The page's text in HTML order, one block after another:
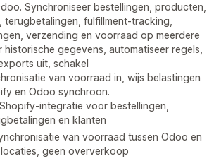
Synchroniseer bestellingen, producten,
terugbetalingen, fulfillment-tracking,
verzending en voorraad op meerdere
historische gegevens, automatiseer regels,
uit, schakel
van voorraad in, wijs belastingen
en Odoo synchroon.
integratie voor bestellingen,
en klanten
van voorraad tussen Odoo en
geen oververkoop